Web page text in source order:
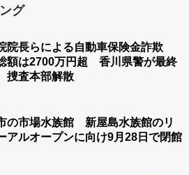
グ
院長らによる自動車保険金詐欺
額は2700万円超 香川県警が最終
捜査本部解散
の市場水族館 新屋島水族館のリ
アルオープンに向け9月28日で閉館